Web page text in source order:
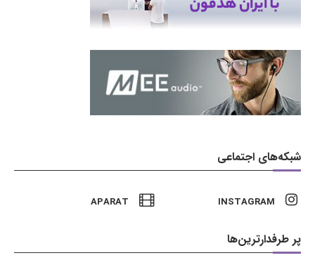
شبکه‌های اجتماعی
INSTAGRAM
APARAT
پر طرفدارترین‌ها